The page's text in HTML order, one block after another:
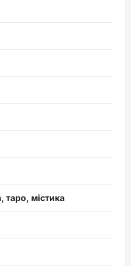
таро, містика